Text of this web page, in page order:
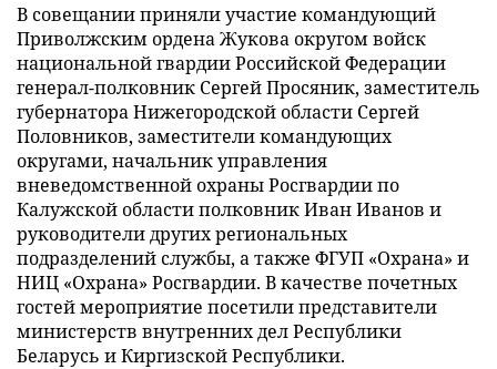
В совещании приняли участие командующий
Приволжским ордена Жукова округом войск
национальной гвардии Российской Федерации
генерал-полковник Сергей Просяник, заместитель
губернатора Нижегородской области Сергей
Половников, заместители командующих
округами, начальник управления
вневедомственной охраны Росгвардии по
Калужской области полковник Иван Иванов и
руководители других региональных
подразделений службы, а также ФГУП «Охрана» и
НИЦ «Охрана» Росгвардии. В качестве почетных
гостей мероприятие посетили представители
министерств внутренних дел Республики
Беларусь и Киргизской Республики.